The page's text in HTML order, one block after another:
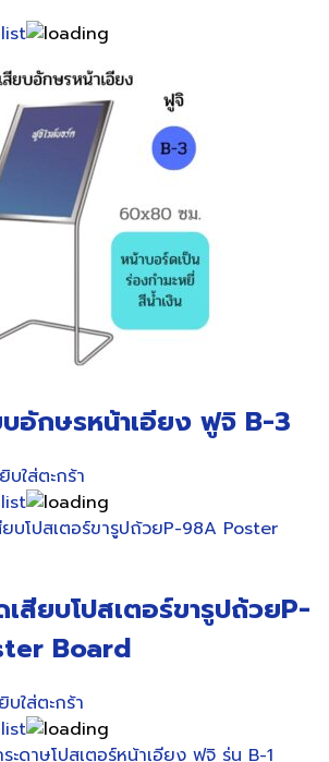
อักษรหน้าเอียง ฟูจิ B-3
บใส่ตะกร้า
เสียบโปสเตอร์ขารูปถ้วยP-
Board
บใส่ตะกร้า